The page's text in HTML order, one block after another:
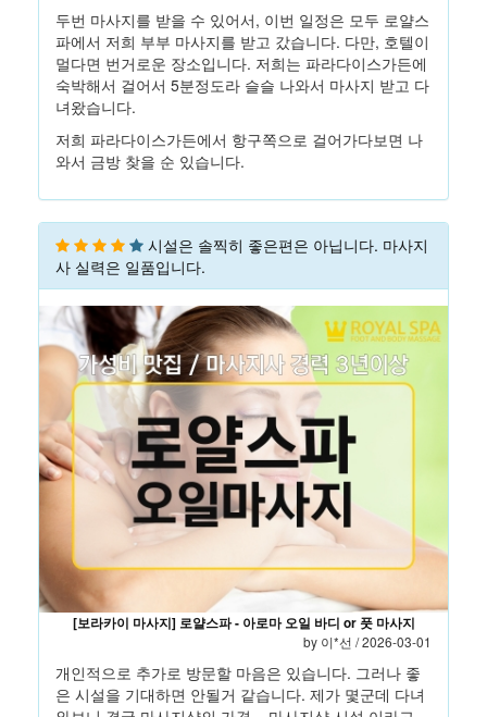
두번 마사지를 받을 수 있어서, 이번 일정은 모두 로얄스
파에서 저희 부부 마사지를 받고 갔습니다. 다만, 호텔이
멀다면 번거로운 장소입니다. 저희는 파라다이스가든에
숙박해서 걸어서 5분정도라 슬슬 나와서 마사지 받고 다
녀왔습니다.
저희 파라다이스가든에서 항구쪽으로 걸어가다보면 나
와서 금방 찾을 순 있습니다.
시설은 솔찍히 좋은편은 아닙니다. 마사지
사 실력은 일품입니다.
[보라카이 마사지] 로얄스파 - 아로마 오일 바디 or 풋 마사지
by 이*선 / 2026-03-01
개인적으로 추가로 방문할 마음은 있습니다. 그러나 좋
은 시설을 기대하면 안될거 같습니다. 제가 몇군데 다녀